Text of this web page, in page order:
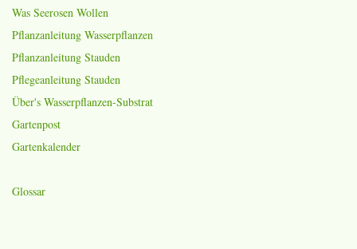
Was Seerosen Wollen
Pflanzanleitung Wasserpflanzen
Pflanzanleitung Stauden
Pflegeanleitung Stauden
Über's Wasserpflanzen-Substrat
Gartenpost
Gartenkalender
Glossar